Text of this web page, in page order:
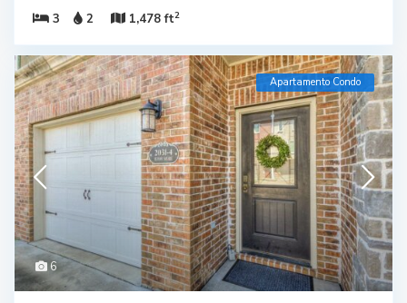
3
2 1,478 ft2
6
Apartamento Condo